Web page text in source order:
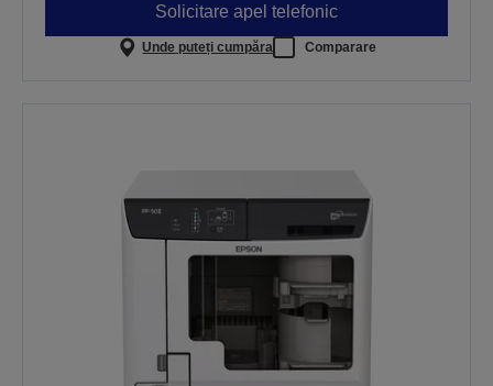
Solicitare apel telefonic
Unde puteți cumpăra Comparare